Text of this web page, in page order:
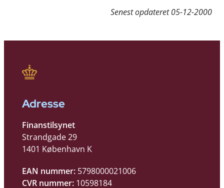
Senest opdateret05-12-2000
Adresse
Finanstilsynet
Strandgade 29
1401 København K
EAN nummer: 5798000021006
CVR nummer: 10598184